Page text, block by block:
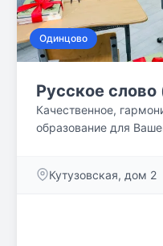
Одинцово
Русское слово
Качественное,
образование для
Кутузовская, дом 2